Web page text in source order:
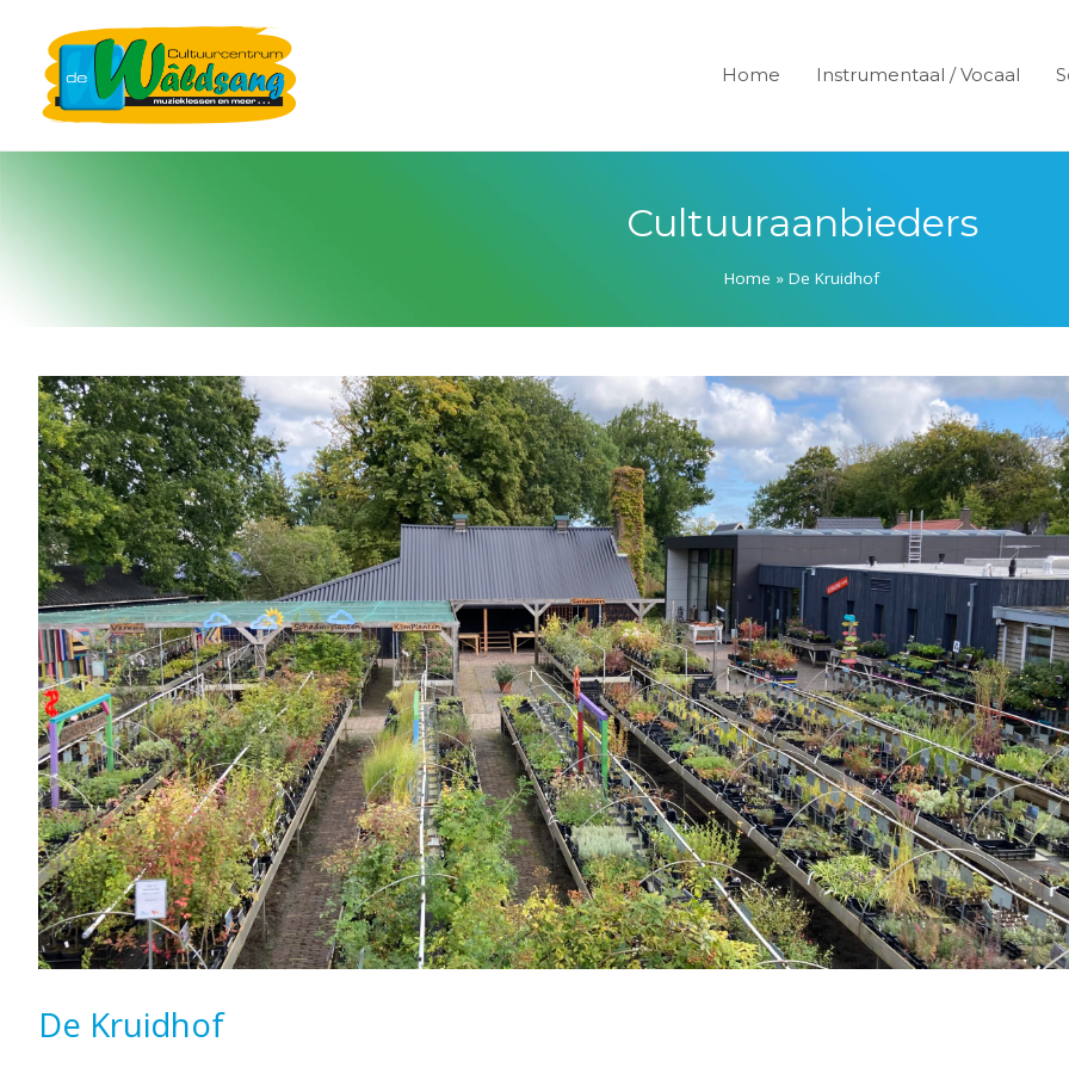
Home Instrumentaal / Vocaal
Cultuuraanbieders
Home » De Kruidhof
De Kruidhof